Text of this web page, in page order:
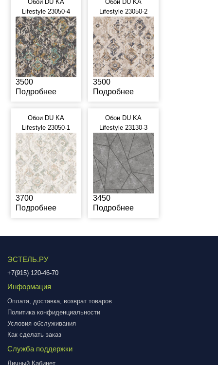
Обои DU KA
Lifestyle 23050-4
3500
Подробнее
Обои DU KA
Lifestyle 23050-2
3500
Подробнее
Обои DU KA
Lifestyle 23050-1
3700
Подробнее
Обои DU KA
Lifestyle 23130-3
3450
Подробнее
ЭСТЕЛЬ.РУ
+7(915) 120-46-70
Информация
Оплата, доставка, возврат товаров
Политика конфиденциальности
Условия обслуживания
Как сделать заказ
Служба поддержки
Личный Кабинет